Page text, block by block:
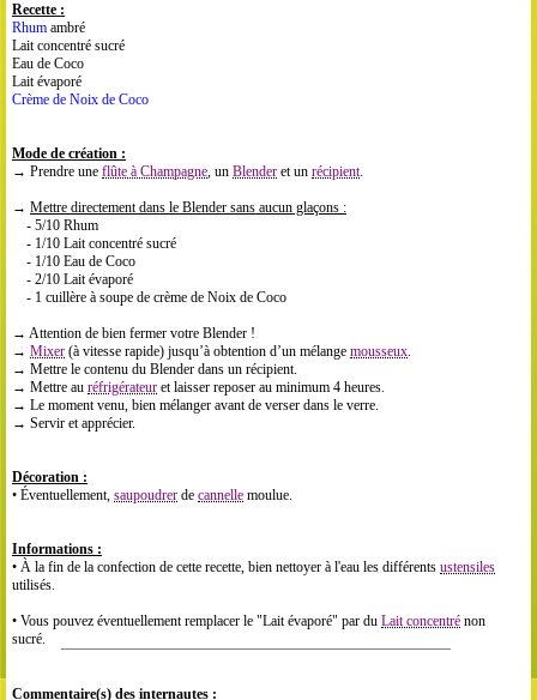
Recette :
Rhum ambré
Lait concentré sucré
Eau de Coco
Lait évaporé
Crème de Noix de Coco
Mode de création :
→ Prendre une flûte à Champagne, un Blender et un récipient.
→ Mettre directement dans le Blender sans aucun glaçons :
- 5/10 Rhum
- 1/10 Lait concentré sucré
- 1/10 Eau de Coco
- 2/10 Lait évaporé
- 1 cuillère à soupe de crème de Noix de Coco
→ Attention de bien fermer votre Blender !
→ Mixer (à vitesse rapide) jusqu’à obtention d’un mélange mousseux.
→ Mettre le contenu du Blender dans un récipient.
→ Mettre au réfrigérateur et laisser reposer au minimum 4 heures.
→ Le moment venu, bien mélanger avant de verser dans le verre.
→ Servir et apprécier.
Décoration :
• Éventuellement, saupoudrer de cannelle moulue.
Informations :
• À la fin de la confection de cette recette, bien nettoyer à l'eau les différents ustensiles
utilisés.
• Vous pouvez éventuellement remplacer le "Lait évaporé" par du Lait concentré non
sucré.
Commentaire(s) des internautes :